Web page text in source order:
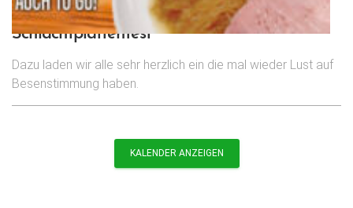
Schlachtplattenfest
Dazu laden wir alle sehr herzlich ein die mal wieder Lust auf
Besenstimmung haben.
KALENDER ANZEIGEN